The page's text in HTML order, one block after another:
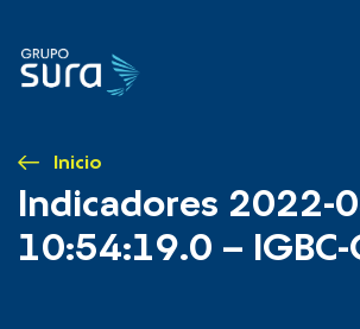
Inicio
Indicadores 2022-
10:54:19.0 – IGBC-